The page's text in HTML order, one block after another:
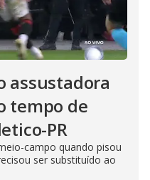
assustadora
tempo de
PR
campo quando pisou
ser substituído ao